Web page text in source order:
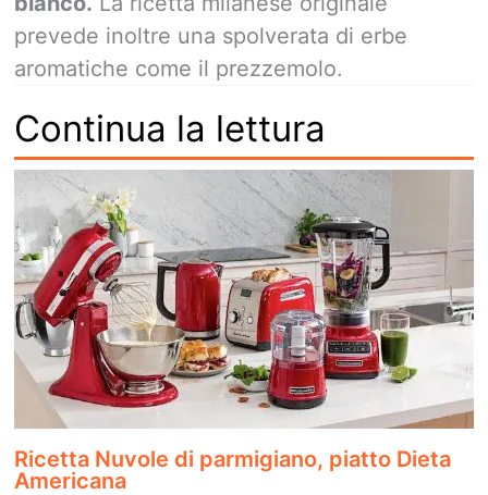
prevede inoltre una spolverata di erbe
aromatiche come il prezzemolo.
Continua la lettura
Ricetta Nuvole di parmigiano, piatto Dieta
Americana